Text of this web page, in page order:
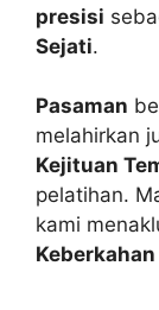
presisi
Sejati.
Pasaman
melahirkan
Kejituan
pelatihan.
kami
Keberkahan